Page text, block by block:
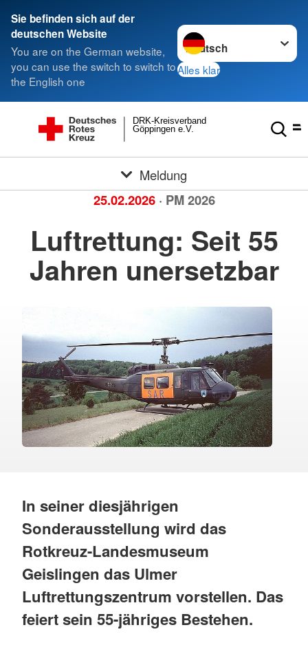
Sie befinden sich auf der
deutschen Website
You are on the German website,
you can use the switch to switch to
the English one
Sprache wechseln zu
Alles klar
Göppingen e.V.
DRK-Kreisverband
Meldung
25.02.2026 · PM 2026
Luftrettung: Seit 55
Jahren unersetzbar
In seiner diesjährigen
Sonderausstellung wird das
Rotkreuz-Landesmuseum
Geislingen das Ulmer
Luftrettungszentrum vorstellen. Das
feiert sein 55-jähriges Bestehen.